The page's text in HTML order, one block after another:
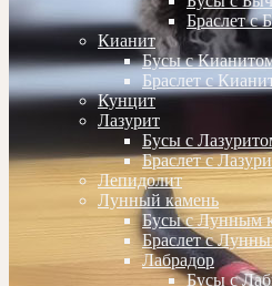
Браслет с
Кианит
Бусы с
Браслет с
Кунцит
Лазурит
Бусы с
Браслет с
Лепидолит
Лунный камень
Бусы с Лунным
Браслет с
Лабрадор
Бусы с